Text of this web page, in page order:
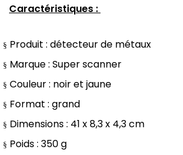
Caractéristiques :
§ Produit : détecteur de métaux
§ Marque : Super scanner
§ Couleur : noir et jaune
§ Format : grand
§ Dimensions : 41 x 8,3 x 4,3 cm
§ Poids : 350 g